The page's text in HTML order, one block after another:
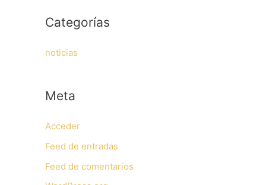
Categorías
noticias
Meta
Acceder
Feed de entradas
Feed de comentarios